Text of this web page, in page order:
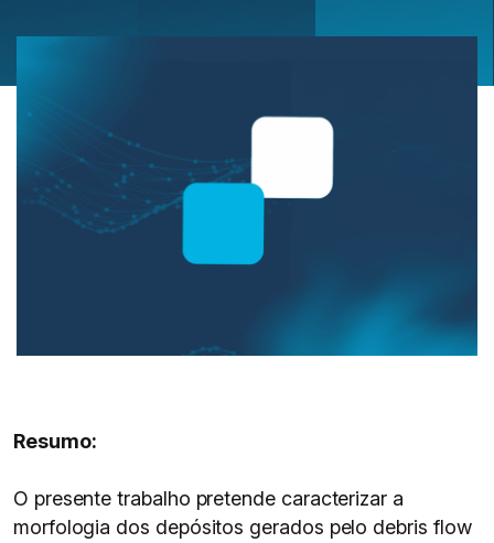
Resumo:
O presente trabalho pretende caracterizar a
morfologia dos depósitos gerados pelo debris flow